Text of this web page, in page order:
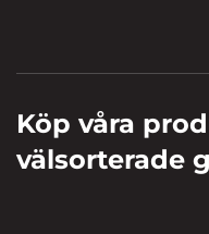
Köp våra
välsorterade